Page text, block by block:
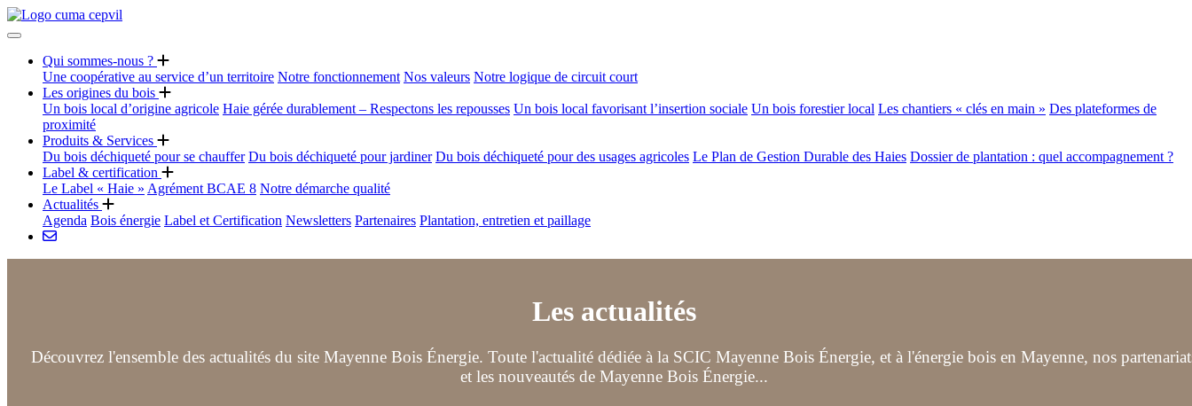
Qui sommes-nous ?
Une coopérative au service d’un territoire Notre fonctionnement Nos valeurs Notre logique de circuit court
Les origines du bois
Un bois local d’origine agricole Haie gérée durablement – Respectons les repousses Un bois local favorisant l’insertion sociale Un bois forestier local Les chantiers « clés en main » Des plateformes de
proximité
Produits & Services
Du bois déchiqueté pour se chauffer Du bois déchiqueté pour jardiner Du bois déchiqueté pour des usages agricoles Le Plan de Gestion Durable des Haies Dossier de plantation : quel accompagnement ?
Label & certification
Le Label « Haie » Agrément BCAE 8 Notre démarche qualité
Actualités
Agenda Bois énergie Label et Certification Newsletters Partenaires Plantation, entretien et paillage
Les actualités
Découvrez l'ensemble des actualités du site Mayenne Bois Énergie. Toute l'actualité dédiée à la SCIC Mayenne Bois Énergie, et à l'énergie bois en Mayenne, nos
et les nouveautés de Mayenne Bois Énergie...